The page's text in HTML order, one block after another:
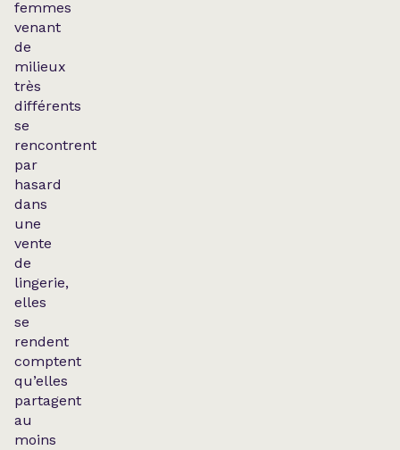
femmes
venant
de
milieux
très
différents
se
rencontrent
par
hasard
dans
une
vente
de
lingerie,
elles
se
rendent
comptent
qu’elles
partagent
au
moins